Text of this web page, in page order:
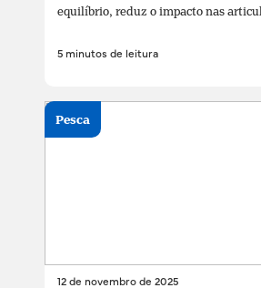
equilíbrio, reduz o impacto nas
5 minutos de leitura
12 de novembro de 2025
Pesca